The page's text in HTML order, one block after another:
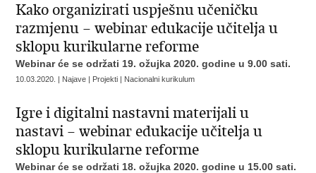
Kako organizirati uspješnu učeničku
razmjenu – webinar edukacije učitelja u
sklopu kurikularne reforme
Webinar će se održati 19. ožujka 2020. godine u 9.00 sati.
10.03.2020. | Najave | Projekti | Nacionalni kurikulum
Igre i digitalni nastavni materijali u
nastavi – webinar edukacije učitelja u
sklopu kurikularne reforme
Webinar će se održati 18. ožujka 2020. godine u 15.00 sati.